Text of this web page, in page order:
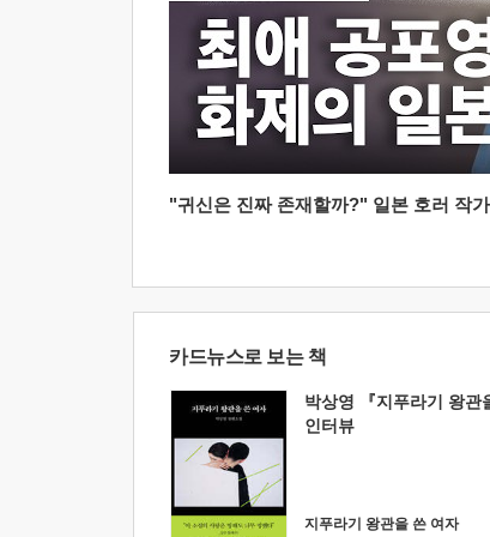
"귀신은 진짜 존재할까?" 일본 호러 작
카드뉴스로 보는 책
박상영 『지푸라기 왕관
인터뷰
지푸라기 왕관을 쓴 여자